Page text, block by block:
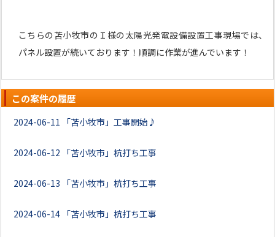
こちらの苫小牧市のＩ様の太陽光発電設備設置工事現場では、
パネル設置が続いております！順調に作業が進んでいます！
この案件の履歴
2024-06-11 「苫小牧市」工事開始♪
2024-06-12 「苫小牧市」杭打ち工事
2024-06-13 「苫小牧市」杭打ち工事
2024-06-14 「苫小牧市」杭打ち工事